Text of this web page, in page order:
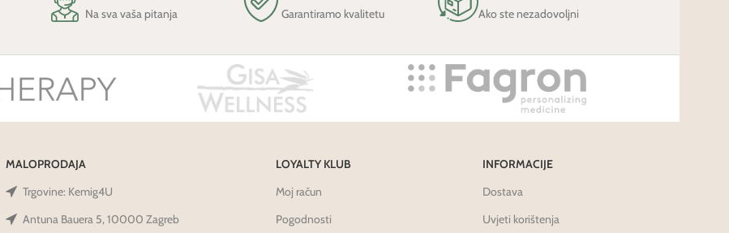
Na sva vaša pitanja
Garantiramo kvalitetu
Ako ste nezadovoljni
MALOPRODAJA
Trgovine: Kemig4U
Antuna Bauera 5, 10000 Zagreb
LOYALTY KLUB
Moj račun
Pogodnosti
INFORMACIJE
Dostava
Uvjeti korištenja